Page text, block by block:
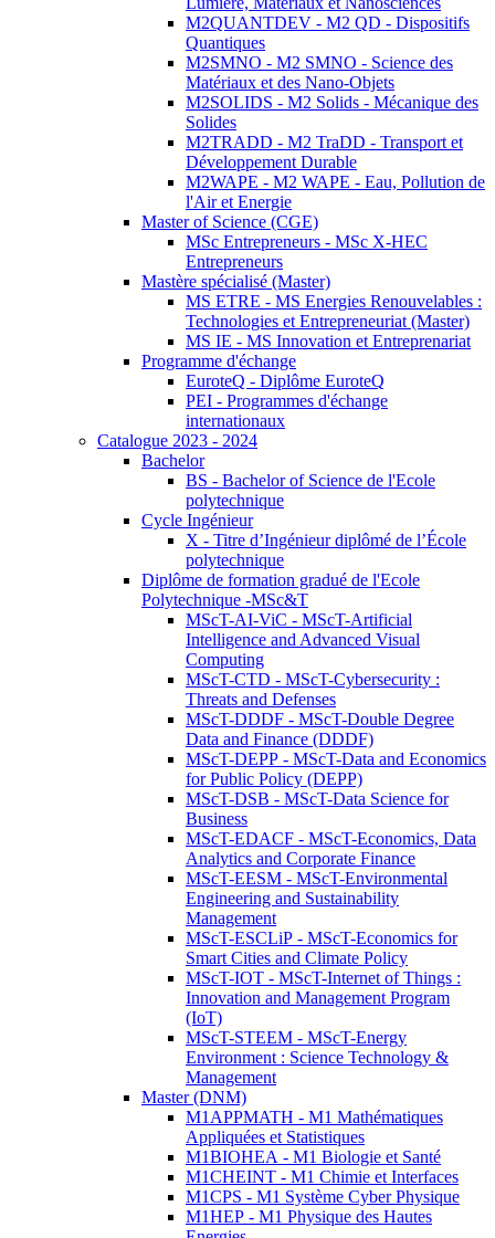
M2QUANTDEV - M2 QD - Dispositifs
Quantiques
M2SMNO - M2 SMNO - Science des
Matériaux et des Nano-Objets
M2SOLIDS - M2 Solids - Mécanique des
Solides
M2TRADD - M2 TraDD - Transport et
Développement Durable
M2WAPE - M2 WAPE - Eau, Pollution de
l'Air et Energie
Master of Science (CGE)
MSc Entrepreneurs - MSc X-HEC
Entrepreneurs
Mastère spécialisé (Master)
MS ETRE - MS Energies Renouvelables :
Technologies et Entrepreneuriat (Master)
MS IE - MS Innovation et Entreprenariat
Programme d'échange
EuroteQ - Diplôme EuroteQ
PEI - Programmes d'échange
internationaux
Catalogue 2023 - 2024
Bachelor
BS - Bachelor of Science de l'Ecole
polytechnique
Cycle Ingénieur
X - Titre d’Ingénieur diplômé de l’École
polytechnique
Diplôme de formation gradué de l'Ecole
Polytechnique -MSc&T
MScT-AI-ViC - MScT-Artificial
Intelligence and Advanced Visual
Computing
MScT-CTD - MScT-Cybersecurity :
Threats and Defenses
MScT-DDDF - MScT-Double Degree
Data and Finance (DDDF)
MScT-DEPP - MScT-Data and Economics
for Public Policy (DEPP)
MScT-DSB - MScT-Data Science for
Business
MScT-EDACF - MScT-Economics, Data
Analytics and Corporate Finance
MScT-EESM - MScT-Environmental
Engineering and Sustainability
Management
MScT-ESCLiP - MScT-Economics for
Smart Cities and Climate Policy
MScT-IOT - MScT-Internet of Things :
Innovation and Management Program
(IoT)
MScT-STEEM - MScT-Energy
Environment : Science Technology &
Management
Master (DNM)
M1APPMATH - M1 Mathématiques
Appliquées et Statistiques
M1BIOHEA - M1 Biologie et Santé
M1CHEINT - M1 Chimie et Interfaces
M1CPS - M1 Système Cyber Physique
M1HEP - M1 Physique des Hautes